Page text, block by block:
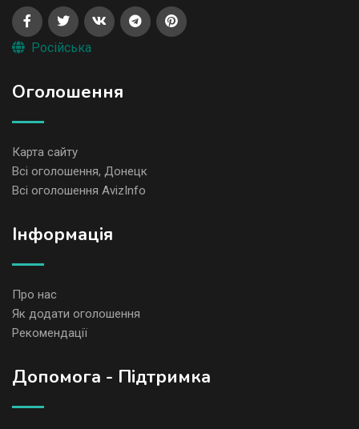
Російська
Оголошення
Карта сайту
Всі оголошення, Донецк
Всі оголошення AvizInfo
Iнформація
Про нас
Як додати оголошення
Рекомендації
Допомога - Підтримка